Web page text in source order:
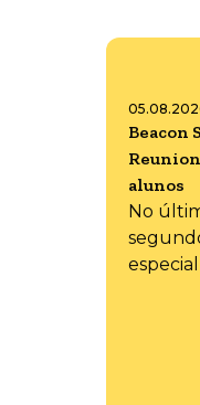
Beacon
alunos
No